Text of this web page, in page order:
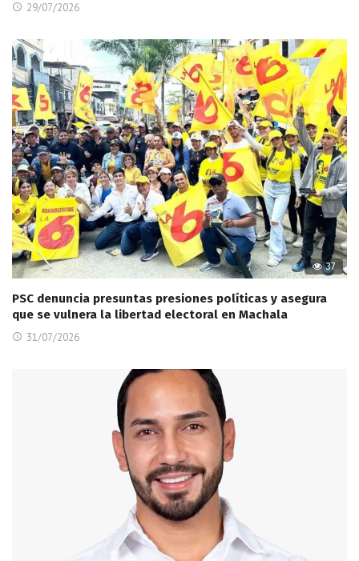
29/07/2026
37
PSC denuncia presuntas presiones políticas y asegura
que se vulnera la libertad electoral en Machala
31/07/2026